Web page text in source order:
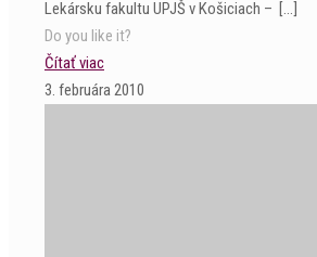
Lekársku fakultu UPJŠ v Košiciach – […]
Do you like it?
Čítať viac
3. februára 2010